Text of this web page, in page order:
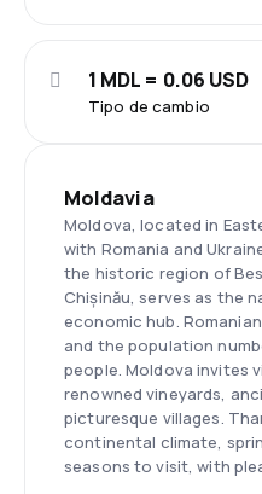
Tipo de cambio
1 MDL = 0.06 USD
Moldavia
Moldova, located in
with Romania and
the historic region of
Chișinău, serves as the
economic hub.
and the population
people. Moldova invites
renowned vineyards,
picturesque villages.
continental climate,
seasons to visit, with